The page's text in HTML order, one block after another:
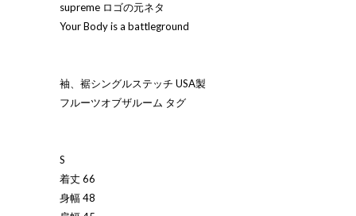
supreme ロゴの元ネタ
Your Body is a battleground
袖、裾シングルステッチ USA製
フルーツオブザルーム タグ
S
着丈 66
身幅 48